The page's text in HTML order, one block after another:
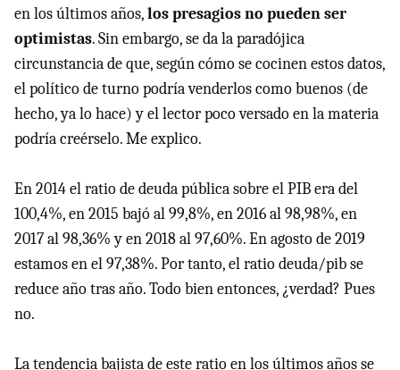
en los últimos años,los presagios no pueden ser
optimistas. Sin embargo, se da la paradójica
circunstancia de que, según cómo se cocinen estos datos,
el político de turno podría venderlos como buenos (de
hecho, ya lo hace) y el lector poco versado en la materia
podría creérselo. Me explico.
En 2014 el ratio de deuda pública sobre el PIB era del
100,4%, en 2015 bajó al 99,8%, en 2016 al 98,98%, en
2017 al 98,36% y en 2018 al 97,60%. En agosto de 2019
estamos en el 97,38%. Por tanto, el ratio deuda/pib se
reduce año tras año. Todo bien entonces, ¿verdad? Pues
no.
La tendencia bajista de este ratio en los últimos años se